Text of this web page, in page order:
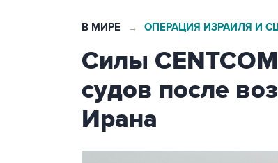
В МИРЕ → ОПЕРАЦИЯ ИЗРАИЛЯ И
Силы
судов после
Ирана